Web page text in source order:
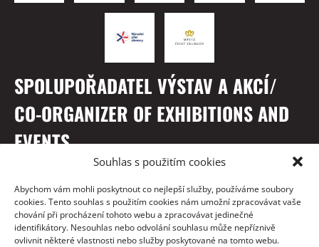
Souhlas s použitím cookies
Abychom vám mohli poskytnout co nejlepší služby, používáme soubory
cookies. Tento souhlas s použitím cookies nám umožní zpracovávat vaše
chování při procházení tohoto webu a zpracovávat jedinečné
identifikátory. Nesouhlas nebo odvolání souhlasu může nepříznivě
ovlivnit některé vlastnosti nebo služby poskytované na tomto webu.
SPOLUPOŘADATEL VÝSTAV A AKCÍ/
CO-ORGANIZER OF EXHIBITIONS AND
EVENTS